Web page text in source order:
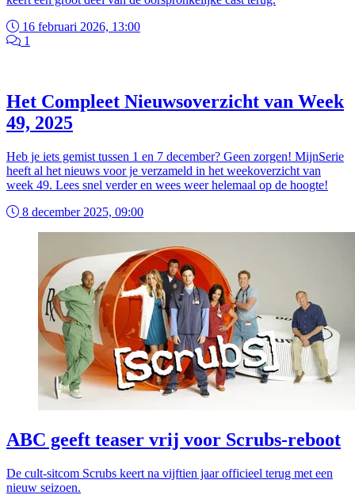
16 februari 2026, 13:00
1
Het Compleet Nieuwsoverzicht van Week
49, 2025
Heb je iets gemist tussen 1 en 7 december? Geen zorgen! MijnSerie
heeft al het nieuws voor je verzameld in het weekoverzicht van
week 49. Lees snel verder en wees weer helemaal op de hoogte!
8 december 2025, 09:00
ABC geeft teaser vrij voor Scrubs-reboot
De cult-sitcom Scrubs keert na vijftien jaar officieel terug met een
nieuw seizoen.